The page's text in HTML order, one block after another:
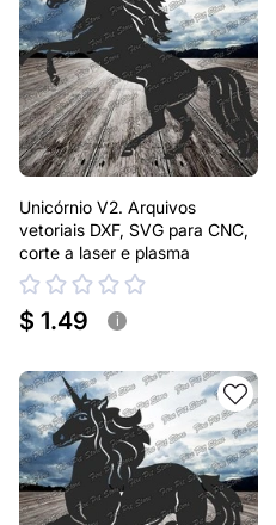
Unicórnio V2. Arquivos
vetoriais DXF, SVG para CNC,
corte a laser e plasma
$ 1.49 i